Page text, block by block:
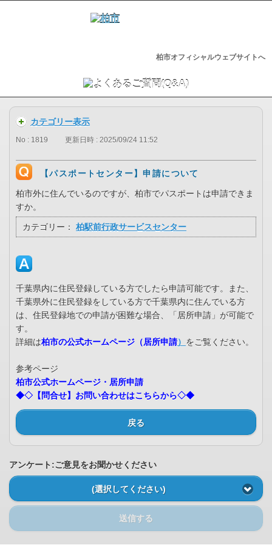
柏市オフィシャルウェブサイトへ
カテゴリー表示
No : 1819 更新日時 : 2025/09/24 11:52
【パスポートセンター】申請について
柏市外に住んでいるのですが、柏市でパスポートは申請できま
すか。
カテゴリー： 柏駅前行政サービスセンター
千葉県内に住民登録している方でしたら申請可能です。また、
千葉県外に住民登録をしている方で千葉県内に住んでいる方
は、住民登録地での申請が困難な場合、「居所申請」が可能で
す。
詳細は柏市の公式ホームページ（居所申請） をご覧ください。
参考ページ
柏市公式ホームページ・居所申請
◆◇【問合せ】お問い合わせはこちらから◇◆
戻る
アンケート:ご意見をお聞かせください
(選択してください)
送信する